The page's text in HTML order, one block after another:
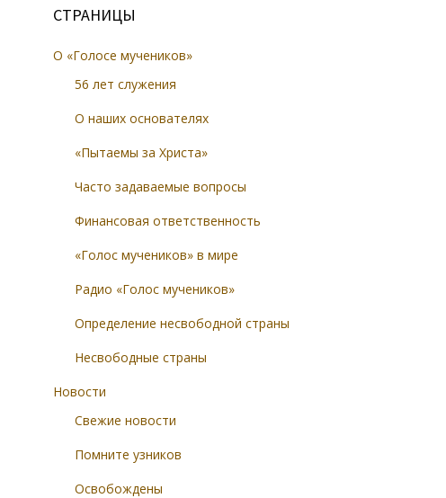
СТРАНИЦЫ
О «Голосе мучеников»
56 лет служения
О наших основателях
«Пытаемы за Христа»
Часто задаваемые вопросы
Финансовая ответственность
«Голос мучеников» в мире
Радио «Голос мучеников»
Определение несвободной страны
Несвободные страны
Новости
Свежие новости
Помните узников
Освобождены